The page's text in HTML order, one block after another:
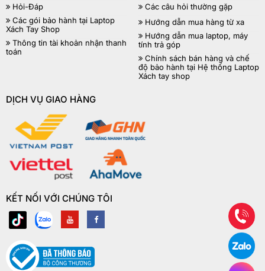
Hỏi-Đáp
Các gói bảo hành tại Laptop
Xách Tay Shop
Thông tin tài khoản nhận thanh
toán
Các câu hỏi thường gặp
Hướng dẫn mua hàng từ xa
Hướng dẫn mua laptop, máy
tính trả góp
Chính sách bán hàng và chế
độ bảo hành tại Hệ thống Laptop
Xách tay shop
DỊCH VỤ GIAO HÀNG
KẾT NỐI VỚI CHÚNG TÔI